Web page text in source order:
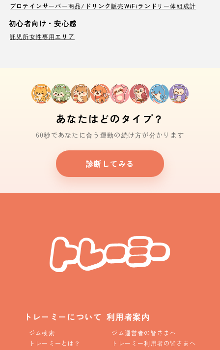
プロテインサーバー商品/ドリンク販売WiFi ランドリー体組成計
初心者向け・安心感
託児所女性専用エリア
あなたはどのタイプ？
60秒であなたに合う運動の続け方が分かります
診断してみる
トレーミーについて
ジム検索
トレーミーとは？
利用者案内
ジム運営者の皆さまへ
トレーミー利用者の皆さまへ